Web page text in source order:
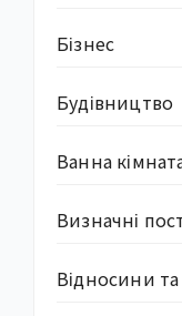
Бізнес
Будівництво
Ванна
Визначні
Відносини